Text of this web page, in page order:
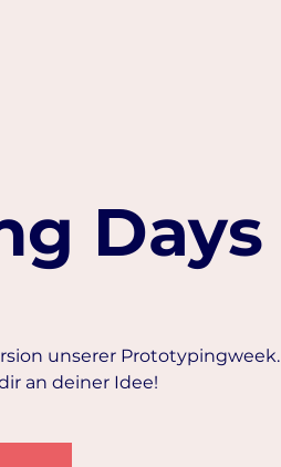
Days
unserer Prototypingweek.
an deiner Idee!